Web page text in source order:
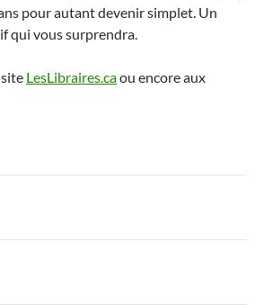
pour autant devenir simplet. Un
qui vous surprendra.
LesLibraires.caou encore aux